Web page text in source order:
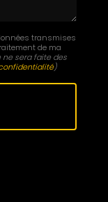
transmises
de ma
sera faite des
)